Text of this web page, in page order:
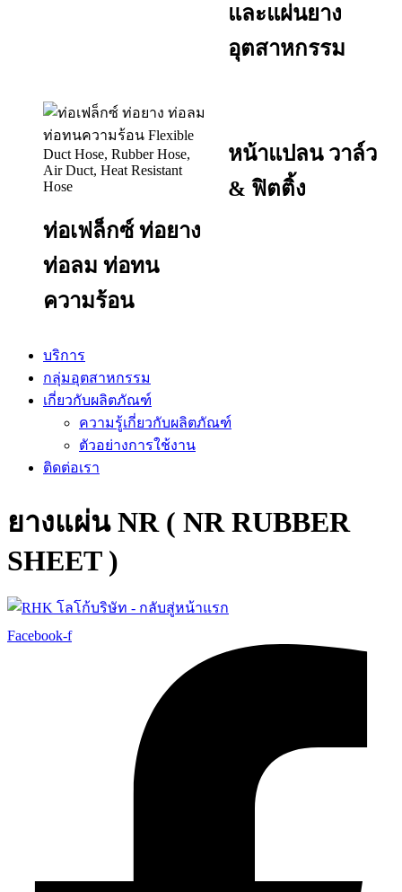
และแผ่นยาง
อุตสาหกรรม
ท่อเฟล็กซ์ ท่อยาง
ท่อลม ท่อทน
ความร้อน
หน้าแปลน วาล์ว
& ฟิตติ้ง
บริการ
กลุ่มอุตสาหกรรม
เกี่ยวกับผลิตภัณฑ์
ความรู้เกี่ยวกับผลิตภัณฑ์
ตัวอย่างการใช้งาน
ติดต่อเรา
ยางแผ่น NR ( NR RUBBER
SHEET )
Facebook-f